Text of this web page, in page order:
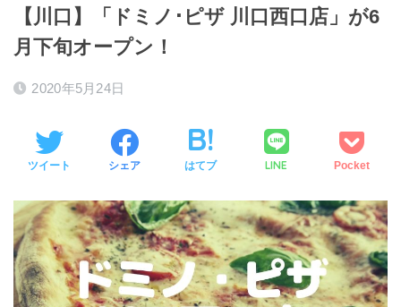
【川口】「ドミノ･ピザ 川口西口店」が6
月下旬オープン！
2020年5月24日
ツイート シェア はてブ LINE Pocket